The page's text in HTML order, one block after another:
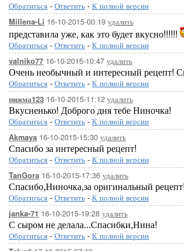
Обратиться - Ответить - К полной версии
Millena-Li 16-10-2015-00:19 удалить
представила уже, как это будет вкусно!!!!!!
Обратиться - Ответить - К полной версии
valniko77 16-10-2015-10:47 удалить
Очень необычный и интересный рецепт!
Обратиться - Ответить - К полной версии
пижма123 16-10-2015-11:12 удалить
Вкусненько! Доброго дня тебе Ниночка!
Обратиться - Ответить - К полной версии
Akmaya 16-10-2015-15:30 удалить
Спасибо за интересный рецепт!
Обратиться - Ответить - К полной версии
TanGora 16-10-2015-17:36 удалить
Спасибо,Ниночка,за оригинальный рецепт!
Обратиться - Ответить - К полной версии
janka-71 16-10-2015-19:28 удалить
С сыром не делала...Спасибки,Нина!
Обратиться - Ответить - К полной версии